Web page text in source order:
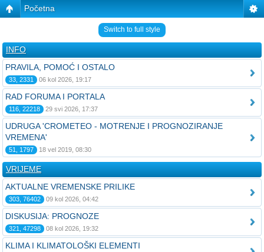
Početna
Switch to full style
INFO
PRAVILA, POMOĆ I OSTALO
33, 2331 06 kol 2026, 19:17
RAD FORUMA I PORTALA
116, 22218 29 svi 2026, 17:37
UDRUGA 'CROMETEO - MOTRENJE I PROGNOZIRANJE
VREMENA'
51, 1797 18 vel 2019, 08:30
VRIJEME
AKTUALNE VREMENSKE PRILIKE
303, 76402 09 kol 2026, 04:42
DISKUSIJA: PROGNOZE
321, 47298 08 kol 2026, 19:32
KLIMA I KLIMATOLOŠKI ELEMENTI